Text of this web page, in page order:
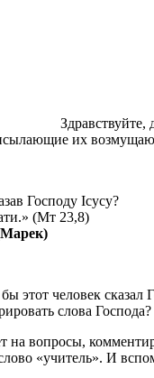
их
Господу Ісусу?
(Мт 23,8)
этот человек
слова Господа?
на вопросы,
«учитель». И